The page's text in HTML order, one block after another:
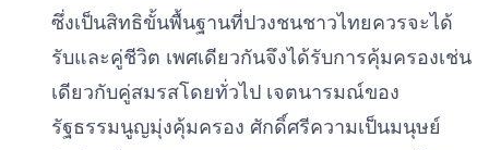
ซึ่งเป็นสิทธิขั้นพื้นฐานที่ปวงชนชาวไทยควรจะได้
รับและคู่ชีวิต เพศเดียวกันจึงได้รับการคุ้มครองเช่น
เดียวกับคู่สมรสโดยทั่วไป เจตนารมณ์ของ
รัฐธรรมนูญมุ่งคุ้มครอง ศักดิ์ศรีความเป็นมนุษย์